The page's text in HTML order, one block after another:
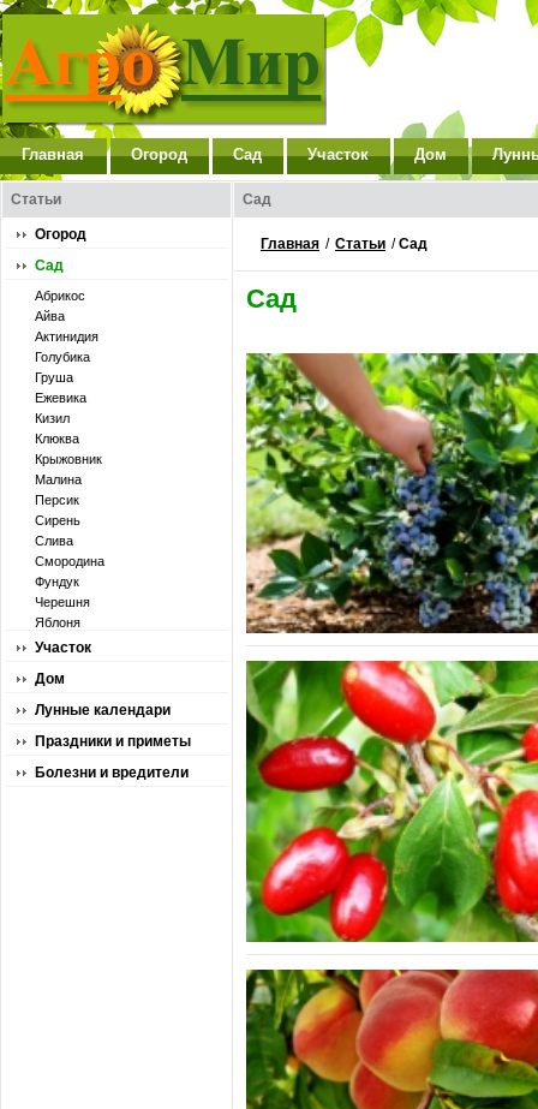
Главная Огород Сад Участок Дом
Статьи
Огород
Сад
Абрикос
Айва
Актинидия
Голубика
Груша
Ежевика
Кизил
Клюква
Крыжовник
Малина
Персик
Сирень
Слива
Смородина
Фундук
Черешня
Яблоня
Участок
Дом
Лунные календари
Праздники и приметы
Болезни и вредители
Сад
Главная / Статьи /Сад
Сад